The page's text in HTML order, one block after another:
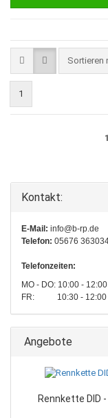
Sortieren
Sortieren
1
1
Kontakt:
E-Mail: info@b-rp.de
Telefon: 05676
Telefonzeiten:
MO - DO: 10:00 -
FR: 10:30 - 12:00
Angebote
Rennkette DID